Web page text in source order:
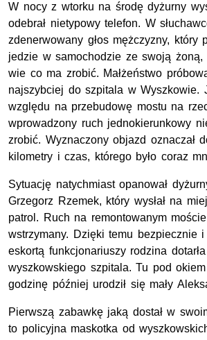
W nocy z wtorku na środę dyżurny
odebrał nietypowy telefon. W
zdenerwowany głos mężczyzny, który
jedzie w samochodzie ze swoją
wie co ma zrobić. Małżeństwo
najszybciej do szpitala w Wyszkowie.
względu na przebudowę mostu na
wprowadzony ruch jednokierunkowy
zrobić. Wyznaczony objazd oznaczał
kilometry i czas, którego było coraz
Sytuację natychmiast opanował
Grzegorz Rzemek, który wysłał na
patrol. Ruch na remontowanym
wstrzymany. Dzięki temu bezpiecznie
eskortą funkcjonariuszy rodzina
wyszkowskiego szpitala. Tu pod
godzinę później urodził się mały
Pierwszą zabawkę jaką dostał w
to policyjna maskotka od